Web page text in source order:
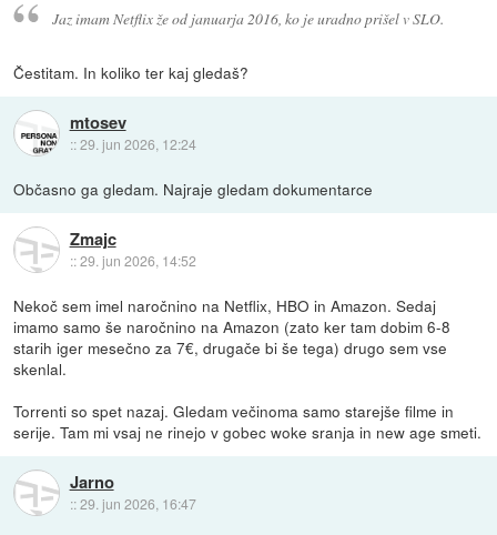
Jaz imam Netflix že od januarja 2016, ko je uradno prišel v SLO.
Čestitam. In koliko ter kaj gledaš?
mtosev
::29. jun 2026, 12:24
Občasno ga gledam. Najraje gledam dokumentarce
Zmajc
::29. jun 2026, 14:52
Nekoč sem imel naročnino na Netflix, HBO in Amazon. Sedaj
imamo samo še naročnino na Amazon (zato ker tam dobim 6-8
starih iger mesečno za 7€, drugače bi še tega) drugo sem vse
skenlal.
Torrenti so spet nazaj. Gledam večinoma samo starejše filme in
serije. Tam mi vsaj ne rinejo v gobec woke sranja in new age smeti.
Jarno
::29. jun 2026, 16:47